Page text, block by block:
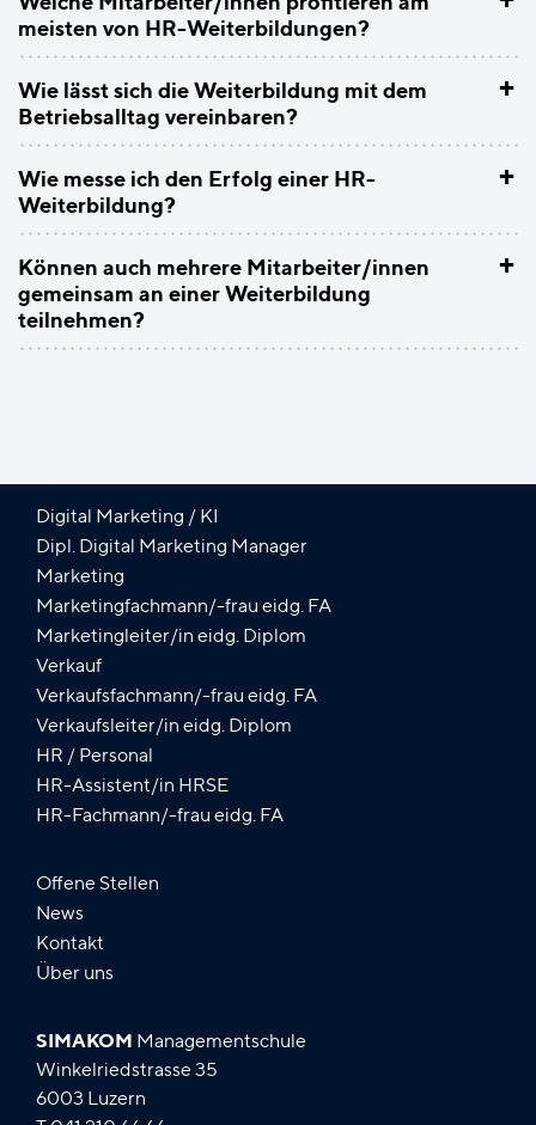
meisten von HR-Weiterbildungen?
+
Wie lässt sich die Weiterbildung mit dem
Betriebsalltag vereinbaren?
+
Wie messe ich den Erfolg einer HR-
Weiterbildung?
+
Können auch mehrere Mitarbeiter/innen
gemeinsam an einer Weiterbildung
teilnehmen?
Digital Marketing / KI
Dipl. Digital Marketing Manager
Marketing
Marketingfachmann/-frau eidg. FA
Marketingleiter/in eidg. Diplom
Verkauf
Verkaufsfachmann/-frau eidg. FA
Verkaufsleiter/in eidg. Diplom
HR / Personal
HR-Assistent/in HRSE
HR-Fachmann/-frau eidg. FA
Offene Stellen
News
Kontakt
Über uns
SIMAKOM Managementschule
Winkelriedstrasse 35
6003 Luzern